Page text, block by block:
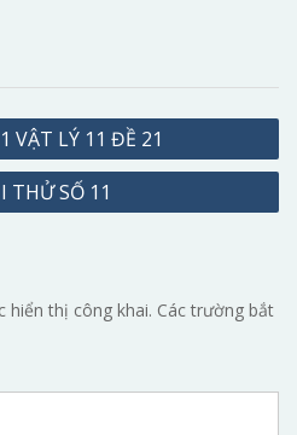
VẬT LÝ 11 ĐỀ 21
THỬ SỐ 11
hiển thị công khai. Các trường bắt